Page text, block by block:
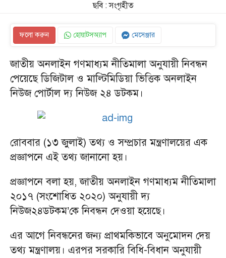
ছবি : সংগৃহীত
ফলো করুন হোয়াটসঅ্যাপ মেসেঞ্জার
জাতীয় অনলাইন গণমাধ্যম নীতিমালা অনুযায়ী নিবন্ধন
পেয়েছে ডিজিটাল ও মাল্টিমিডিয়া ভিত্তিক অনলাইন
নিউজ পোর্টাল দ্য নিউজ ২৪ ডটকম।
রোববার (১৩ জুলাই) তথ্য ও সম্প্রচার মন্ত্রণালয়ের এক
প্রজ্ঞাপনে এই তথ্য জানানো হয়।
প্রজ্ঞাপনে বলা হয়, জাতীয় অনলাইন গণমাধ্যম নীতিমালা
২০১৭ (সংশোধিত ২০২০) অনুযায়ী দ্য
নিউজ২৪ডটকম’কে নিবন্ধন দেওয়া হয়েছে।
এর আগে নিবন্ধনের জন্য প্রাথমকিভাবে অনুমোদন দেয়
তথ্য মন্ত্রণালয়। এরপর সরকারি বিধি-বিধান অনুযায়ী